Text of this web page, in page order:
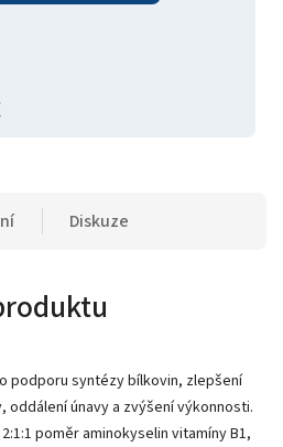
Diskuze
podporu syntézy bílkovin, zlepšení
oddálení únavy a zvýšení výkonnosti.
poměr aminokyselin vitamíny B1,